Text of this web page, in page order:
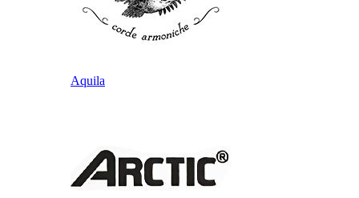
Aquila